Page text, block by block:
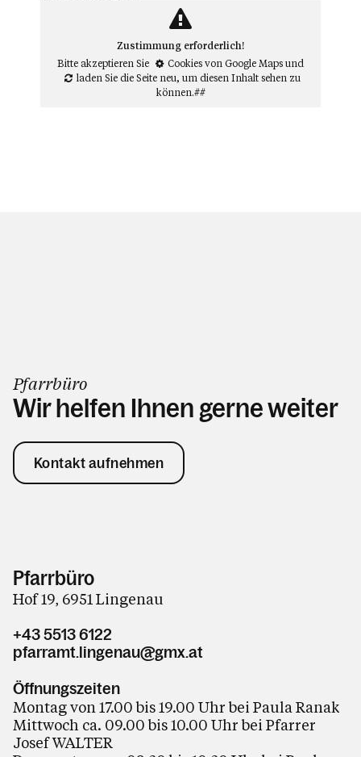
Zustimmung erforderlich!
Bitte akzeptieren Sie
Cookies von Google Mapsund
laden Sie die Seite neu, um diesen Inhalt sehen zu
können.##
Pfarrbüro
Wir helfen Ihnen gerne weiter
Kontakt aufnehmen
Pfarrbüro
Hof 19, 6951 Lingenau
+43 5513 6122
pfarramt.lingenau@gmx.at
Öffnungszeiten
Montag von 17.00 bis 19.00 Uhr bei Paula Ranak
Mittwoch ca. 09.00 bis 10.00 Uhr bei Pfarrer
Josef WALTER